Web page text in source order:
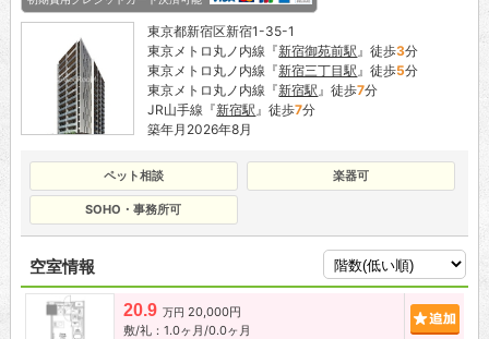
東京都新宿区新宿1-35-1
東京メトロ丸ノ内線『新宿御苑前駅 』徒歩3分
東京メトロ丸ノ内線『新宿三丁目駅 』徒歩5分
東京メトロ丸ノ内線『新宿駅 』徒歩7分
JR山手線『新宿駅 』徒歩7分
築年月2026年8月
ペット相談 楽器可
SOHO・事務所可
空室情報
20.9 万円 20,000円
敷/礼：1.0ヶ月/0.0ヶ月